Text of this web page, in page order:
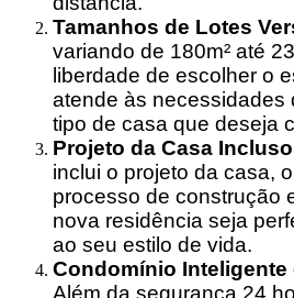
Tamanhos de Lotes
variando de 180m² até
liberdade de escolher o
atende às necessidades
tipo de casa que deseja
Projeto da Casa Incluso
inclui o projeto da casa,
processo de construção
nova residência seja
ao seu estilo de vida.
Condomínio Inteligente
Além da segurança 24